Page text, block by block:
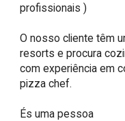
profissionais )
O nosso cliente têm
resorts e procura
com experiência em
pizza chef.
És uma pessoa